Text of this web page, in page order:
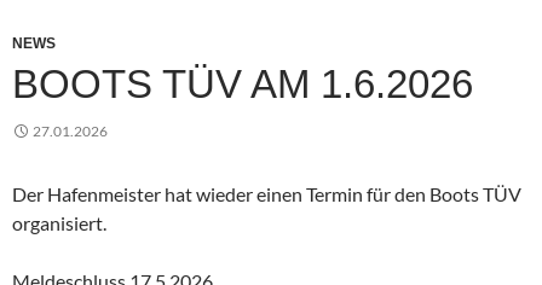
NEWS
BOOTS TÜV AM 1.6.2026
27.01.2026
Der Hafenmeister hat wieder einen Termin für den Boots TÜV
organisiert.